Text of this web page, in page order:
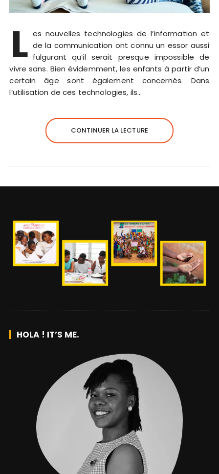
L es nouvelles technologies de l’information et
de la communication ont connu un essor aussi
fulgurant qu’il serait presque impossible de
vivre sans. Bien évidemment, les enfants à partir d’un
certain âge sont également concernés. Dans
l’utilisation de ces technologies, ils…
CONTINUER LA LECTURE
HOLA ! IT’S ME.